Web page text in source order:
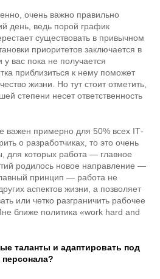
очень важно правильно
день, ведь порой график
существовать в привычном
приоритетов заключается в
вас пока не получается
приблизиться к нему поможет
жизни. Но тут стоит отметить,
степени несет ответственность
важен примерно для 50% всех IТ-
о разработчиках, то это очень
для которых работа — главное
родилось новое направление —
принцип — работа не
аспектов жизни, а позволяет
или четко разграничить рабочее
ближе политика «work hard and
таланты и адаптировать под
персонала?